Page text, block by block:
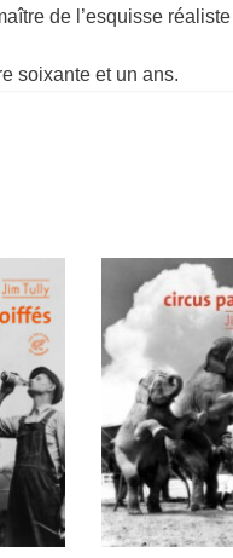
de l’esquisse réaliste
soixante et un ans.